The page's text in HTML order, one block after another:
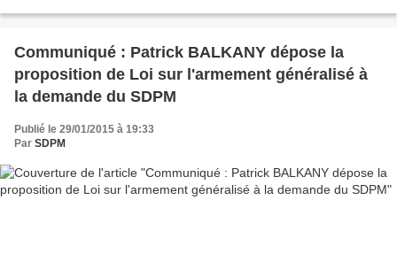
Communiqué : Patrick BALKANY dépose la
proposition de Loi sur l'armement généralisé à
la demande du SDPM
Publié le 29/01/2015 à 19:33
Par SDPM